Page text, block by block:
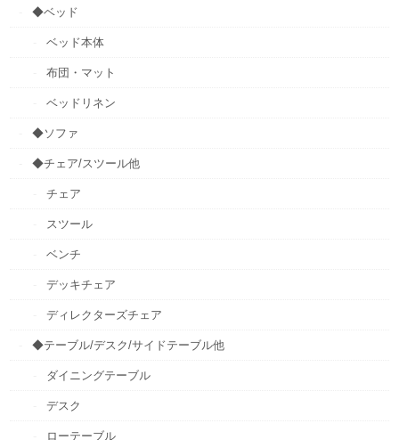
◆ベッド
ベッド本体
布団・マット
ベッドリネン
◆ソファ
◆チェア/スツール他
チェア
スツール
ベンチ
デッキチェア
ディレクターズチェア
◆テーブル/デスク/サイドテーブル他
ダイニングテーブル
デスク
ローテーブル